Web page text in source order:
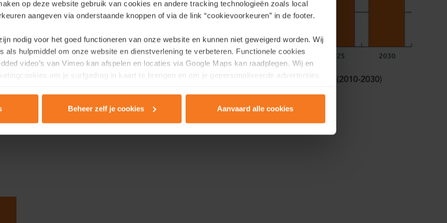
op deze website gebruik van cookies en andere tracking technologieën zoals local
aangeven via onderstaande knoppen of via de link “cookievoorkeuren” in de footer.
nodig voor het goed functioneren van onze website en kunnen niet geweigerd worden. Wij
als hulpmiddel om onze website en dienstverlening te verbeteren. Functionele cookies
video’s van Vimeo kan afspelen en locaties via Google Maps kan raadplegen. Wij en
om je surfgedrag in kaart te brengen en om je gepersonaliseerde advertenties
& Cookie Policy.
Beheer zelf je cookies Aanvaard alle cookies
qui misent intelligemment
construction neuve durable
»
d'être plus
sur lequel vous pouvez
votre
de votre patrimoine vous